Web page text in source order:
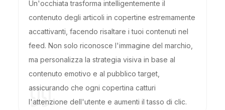
Un'occhiata trasforma intelligentemente il
contenuto degli articoli in copertine estremamente
accattivanti, facendo risaltare i tuoi contenuti nel
feed. Non solo riconosce l'immagine del marchio,
ma personalizza la strategia visiva in base al
contenuto emotivo e al pubblico target,
assicurando che ogni copertina catturi
l'attenzione dell'utente e aumenti il tasso di clic.